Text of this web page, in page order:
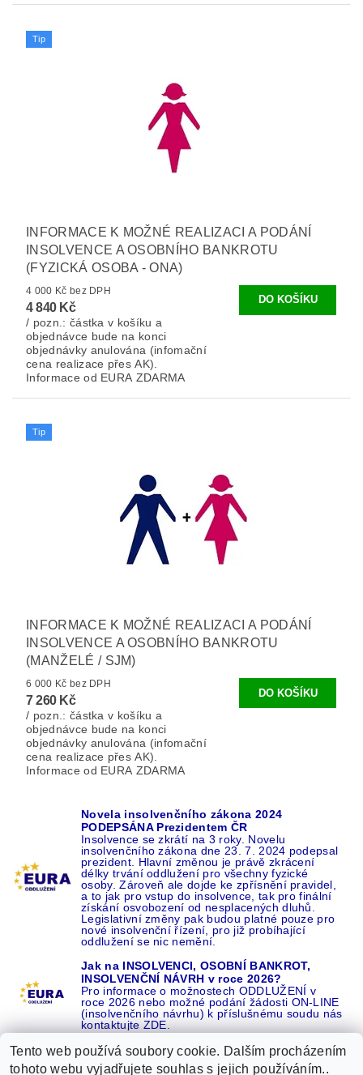
Tip
INFORMACE K MOŽNÉ REALIZACI A PODÁNÍ
INSOLVENCE A OSOBNÍHO BANKROTU
(FYZICKÁ OSOBA - ONA)
4 000 Kč bez DPH
4 840 Kč
/ pozn.: částka v košíku a
objednávce bude na konci
objednávky anulována (infomační
cena realizace přes AK).
Informace od EURA ZDARMA
Tip
INFORMACE K MOŽNÉ REALIZACI A PODÁNÍ
INSOLVENCE A OSOBNÍHO BANKROTU
(MANŽELÉ / SJM)
6 000 Kč bez DPH
7 260 Kč
/ pozn.: částka v košíku a
objednávce bude na konci
objednávky anulována (infomační
cena realizace přes AK).
Informace od EURA ZDARMA
Novela insolvenčního zákona 2024
PODEPSÁNA Prezidentem ČR
Insolvence se zkrátí na 3 roky. Novelu
insolvenčního zákona dne 23. 7. 2024 podepsal
prezident. Hlavní změnou je právě zkrácení
délky trvání oddlužení pro všechny fyzické
osoby. Zároveň ale dojde ke zpřísnění pravidel,
a to jak pro vstup do insolvence, tak pro finální
získání osvobození od nesplacených dluhů.
Legislativní změny pak budou platné pouze pro
nové insolvenční řízení, pro již probíhající
oddlužení se nic nemění.
Jak na INSOLVENCI, OSOBNÍ BANKROT,
INSOLVENČNÍ NÁVRH v roce 2026?
Pro informace o možnostech ODDLUŽENÍ v
roce 2026 nebo možné podání žádosti ON-LINE
(insolvenčního návrhu) k příslušnému soudu nás
kontaktujte ZDE.
Tento web používá soubory cookie. Dalším procházením
tohoto webu vyjadřujete souhlas s jejich používáním..